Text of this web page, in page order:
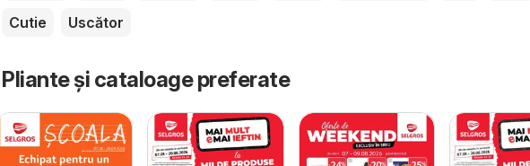
Cutie
Uscător
Pliante și cataloage preferate